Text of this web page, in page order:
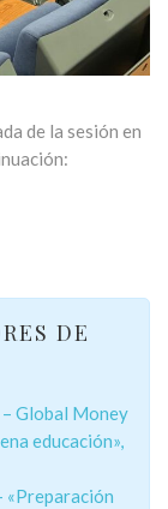
de la sesión en
DE
Global Money
educación»,
«Preparación